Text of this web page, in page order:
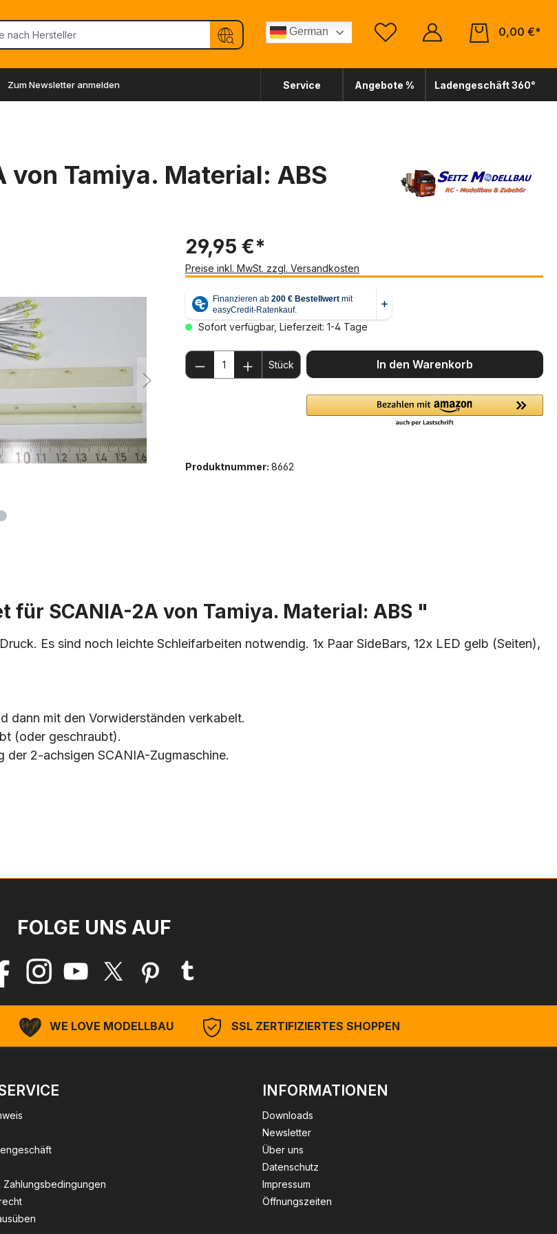
German
0,00 €*
Zum Newsletter anmelden Service Angebote % Ladengeschäft 360°
von Tamiya. Material: ABS
29,95 €*
Preise inkl. MwSt. zzgl. Versandkosten
Sofort verfügbar, Lieferzeit: 1-4 Tage
Produkt Anzahl: Gib den gewünschten Wert
Stück In den Warenkorb
Produktnummer: 8662
SCANIA-2A von Tamiya. Material: ABS "
Es sind noch leichte Schleifarbeiten notwendig. 1x Paar SideBars, 12x LED gelb (Seiten),
dann mit den Vorwiderständen verkabelt.
(oder geschraubt).
der 2-achsigen SCANIA-Zugmaschine.
FOLGE UNS AUF
WE LOVE MODELLBAU SSL ZERTIFIZIERTES SHOPPEN
Zahlungsbedingungen
INFORMATIONEN
Downloads
Newsletter
Über uns
Datenschutz
Impressum
Öffnungszeiten